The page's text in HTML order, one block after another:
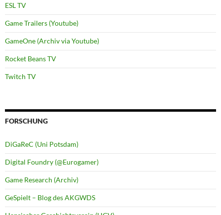
ESL TV
Game Trailers (Youtube)
GameOne (Archiv via Youtube)
Rocket Beans TV
Twitch TV
FORSCHUNG
DiGaReC (Uni Potsdam)
Digital Foundry (@Eurogamer)
Game Research (Archiv)
GeSpielt – Blog des AKGWDS